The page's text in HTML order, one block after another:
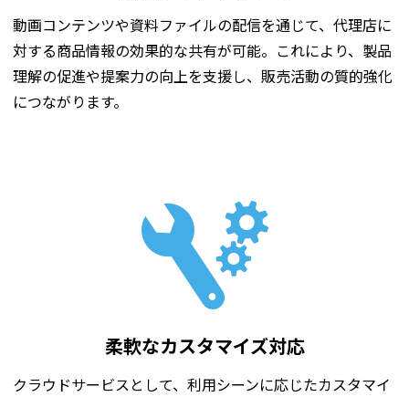
動画コンテンツや資料ファイルの配信を通じて、代理店に
対する商品情報の効果的な共有が可能。これにより、製品
理解の促進や提案力の向上を支援し、販売活動の質的強化
につながります。
柔軟なカスタマイズ対応
クラウドサービスとして、利用シーンに応じたカスタマイ